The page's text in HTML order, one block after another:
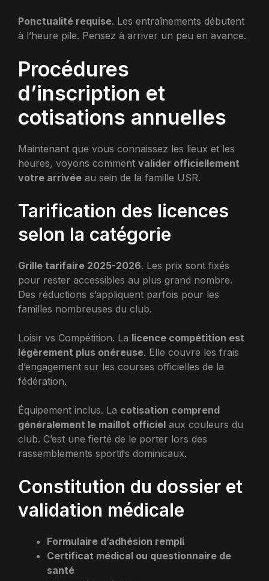
Ponctualité requise. Les entraînements débutent
à l’heure pile. Pensez à arriver un peu en avance.
Procédures
d’inscription et
cotisations annuelles
Maintenant que vous connaissez les lieux et les
heures, voyons comment valider officiellement
votre arrivée au sein de la famille USR.
Tarification des licences
selon la catégorie
Grille tarifaire 2025-2026. Les prix sont fixés
pour rester accessibles au plus grand nombre.
Des réductions s’appliquent parfois pour les
familles nombreuses du club.
Loisir vs Compétition. La licence compétition est
légèrement plus onéreuse. Elle couvre les frais
d’engagement sur les courses officielles de la
fédération.
Équipement inclus. La cotisation comprend
généralement le maillot officiel aux couleurs du
club. C’est une fierté de le porter lors des
rassemblements sportifs dominicaux.
Constitution du dossier et
validation médicale
Formulaire d’adhésion rempli
Certificat médical ou questionnaire de
santé